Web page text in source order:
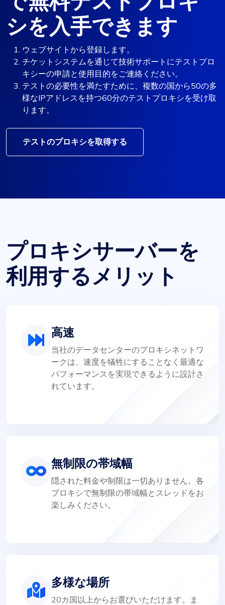
シを入手できます
ウェブサイトから登録します。
チケットシステムを通じて技術サポートにテストプロ
キシーの申請と使用目的をご連絡ください。
テストの必要性を満たすために、複数の国から50の多
様なIPアドレスを持つ60分のテストプロキシを受け取
ります。
テストのプロキシを取得する
プロキシサーバーを
利用するメリット
高速
当社のデータセンターのプロキシネットワ
ークは、速度を犠牲にすることなく最適な
パフォーマンスを実現できるように設計さ
れています。
無制限の帯域幅
隠された料金や制限は一切ありません。各
プロキシで無制限の帯域幅とスレッドをお
楽しみください。
多様な場所
20カ国以上からお選びいただけます。ま